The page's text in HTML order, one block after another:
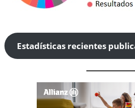
Estadísticas recientes